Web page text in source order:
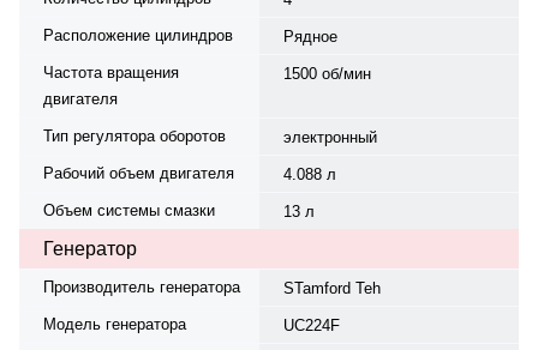
Расположение цилиндров
Рядное
Частота вращения
двигателя
1500 об/мин
Тип регулятора оборотов
электронный
Рабочий объем двигателя
4.088 л
Объем системы смазки
13 л
Генератор
Производитель генератора
STamford Teh
Модель генератора
UC224F